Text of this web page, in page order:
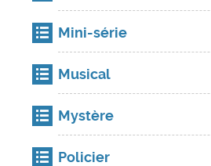
Mini-série
Musical
Mystère
Policier